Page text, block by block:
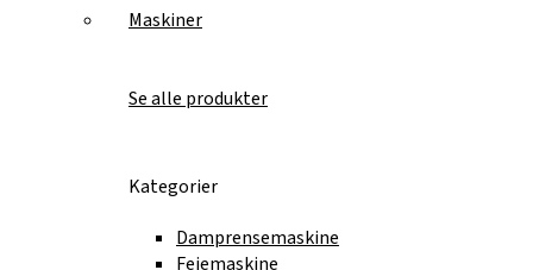
Maskiner
Se alle produkter
Kategorier
Damprensemaskine
Fejemaskine